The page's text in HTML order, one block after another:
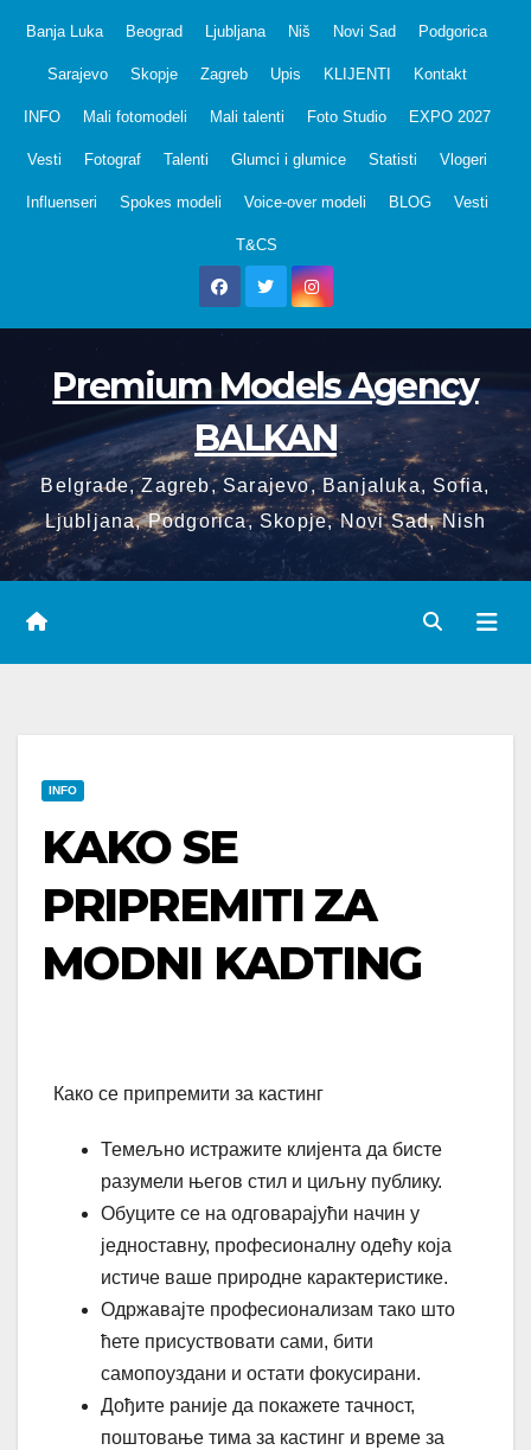
Banja Luka Beograd Ljubljana Niš Novi Sad Podgorica
Sarajevo Skopje Zagreb Upis KLIJENTI Kontakt
INFO Mali fotomodeli Mali talenti Foto Studio EXPO 2027
Vesti Fotograf Talenti Glumci i glumice Statisti Vlogeri
Influenseri Spokes modeli Voice-over modeli BLOG Vesti
T&CS
Premium Models Agency
BALKAN
Belgrade, Zagreb, Sarajevo, Banjaluka, Sofia,
Ljubljana, Podgorica, Skopje, Novi Sad, Nish
INFO
KAKO SE
PRIPREMITI ZA
MODNI KADTING
Како се припремити за кастинг
Темељно истражите клијента да бисте
разумели његов стил и циљну публику.
Обуците се на одговарајући начин у
једноставну, професионалну одећу која
истиче ваше природне карактеристике.
Одржавајте професионализам тако што
ћете присуствовати сами, бити
самопоуздани и остати фокусирани.
Дођите раније да покажете тачност,
поштовање тима за кастинг и време за